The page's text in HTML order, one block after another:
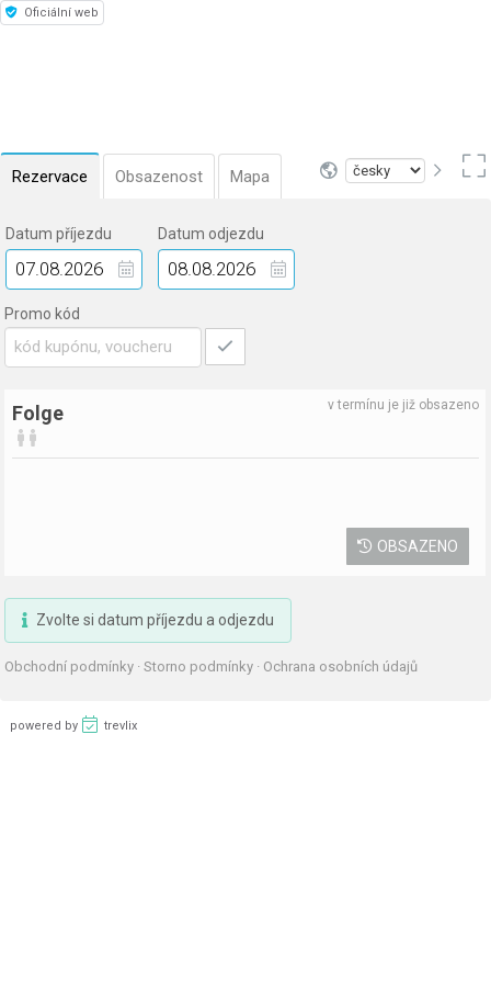
Oficiální web
Rezervace Obsazenost Mapa
Datum příjezdu Datum odjezdu
Promo kód
Folge v termínu je již obsazeno
OBSAZENO
Zvolte si datum příjezdu a odjezdu
Obchodní podmínky ·Storno podmínky · Ochrana osobních údajů
powered by trevlix